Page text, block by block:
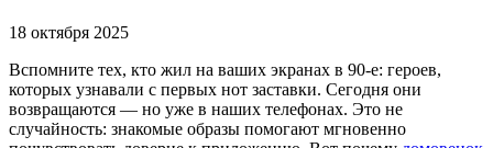
18 октября 2025
Вспомните тех, кто жил на ваших экранах в 90-е: героев,
которых узнавали с первых нот заставки. Сегодня они
возвращаются — но уже в наших телефонах. Это не
случайность: знакомые образы помогают мгновенно